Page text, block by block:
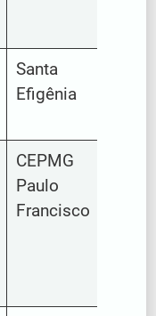
Santa
Efigênia
CEPMG
Paulo
Francisco